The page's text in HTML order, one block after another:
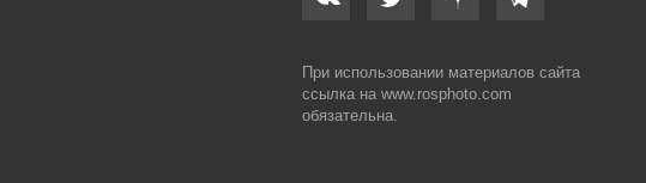
При использовании материалов сайта
ссылка на www.rosphoto.com
обязательна.